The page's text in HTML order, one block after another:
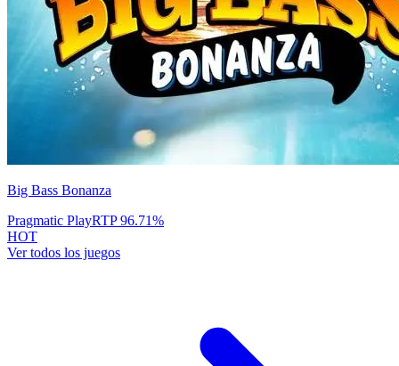
Big Bass Bonanza
Pragmatic PlayRTP96.71%
HOT
Ver todos los juegos